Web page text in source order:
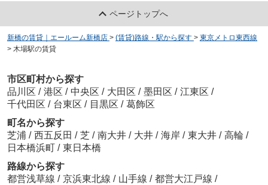
ページトップへ
新橋の賃貸｜エールーム新橋店 > (賃貸)路線・駅から探す > 東京メトロ東西線
> 木場駅の賃貸
市区町村から探す
品川区 / 港区 / 中央区 / 大田区 / 墨田区 / 江東区 /
千代田区 / 台東区 / 目黒区 / 葛飾区
町名から探す
芝浦 / 西五反田 / 芝 / 南大井 / 大井 / 海岸 / 東大井 / 高輪 /
日本橋浜町 / 東日本橋
路線から探す
都営浅草線 / 京浜東北線 / 山手線 / 都営大江戸線 /